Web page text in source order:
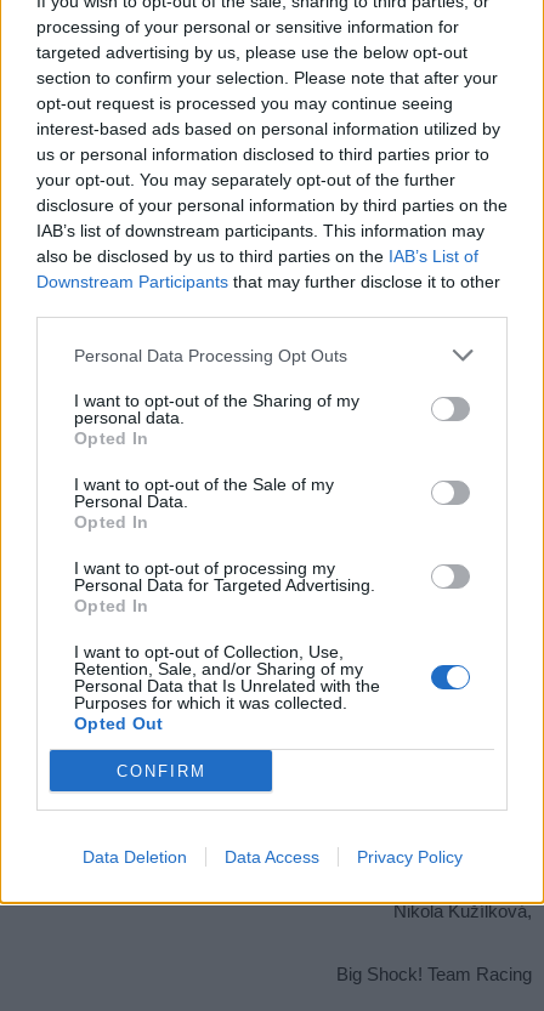
processing of your personal or sensitive information for
targeted advertising by us, please use the below opt-out
section to confirm your selection. Please note that after your
opt-out request is processed you may continue seeing
interest-based ads based on personal information utilized by
us or personal information disclosed to third parties prior to
your opt-out. You may separately opt-out of the further
disclosure of your personal information by third parties on the
IAB’s list of downstream participants. This information may
also be disclosed by us to third parties on the IAB’s List of
Downstream Participants that may further disclose it to other
Personal Data Processing Opt Outs
I want to opt-out of the Sharing of my
personal data.
Opted In
I want to opt-out of the Sale of my
Personal Data.
Opted In
I want to opt-out of processing my
Personal Data for Targeted Advertising.
Opted In
I want to opt-out of Collection, Use,
Retention, Sale, and/or Sharing of my
Personal Data that Is Unrelated with the
Purposes for which it was collected.
Opted Out
CONFIRM
Data Deletion Data Access Privacy Policy
Už letos jel s autem z naší dílny Jarda Valtr. Pro holandský tým
Maurika van den Heuela jsme stavěli podvozek. A my sami příští
rok chceme být zase silnější. A chceme si postupně pro beduína
dojít. I když víme, že pro to ještě pár kroků musíme udělat
Cílem je mít na startu více vozů. V perfektní kondici je stále
i legendární Liaz Franta, se kterým Martin Macík v roce 2019
dokázal dojet Dakar na 5. místě. A současně všichni tuší, že
vznikají. Jak rychle bude možné další vývoj vozů realizovat,
záleží také na podpoře sponzorů, bez nichž by účast týmu Big
Shock! Racing na Dakaru nebyla možná.
Nikola Kužílková,
Big Shock! Team Racing